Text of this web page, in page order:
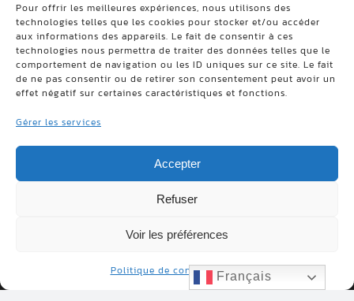
Pour offrir les meilleures expériences, nous utilisons des
technologies telles que les cookies pour stocker et/ou accéder
aux informations des appareils. Le fait de consentir à ces
technologies nous permettra de traiter des données telles que le
comportement de navigation ou les ID uniques sur ce site. Le fait
de ne pas consentir ou de retirer son consentement peut avoir un
effet négatif sur certaines caractéristiques et fonctions.
Gérer les services
Accepter
Refuser
Voir les préférences
Politique de confidentialité
ADRESSE
701, rang St-Pierre, St-Anselme, Québec, G0R
2N0
TÉLÉPHONE
Sans frais :
Fax. : (418) 885-8151
LIENS UTILES
Politique de confidentialité
Français